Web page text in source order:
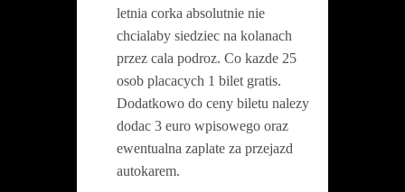
letnia corka absolutnie nie
chcialaby siedziec na kolanach
przez cala podroz. Co kazde 25
osob placacych 1 bilet gratis.
Dodatkowo do ceny biletu nalezy
dodac 3 euro wpisowego oraz
ewentualna zaplate za przejazd
autokarem.